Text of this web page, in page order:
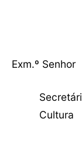
Exm.º Senhor
Cultura